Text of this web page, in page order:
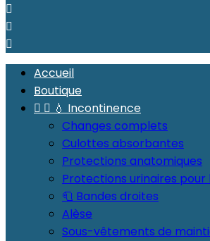



Accueil
Boutique
  💧 Incontinence
Changes complets
Culottes absorbantes
Protections anatomiques
Protections urinaires pour
🧻 Bandes droites
Alèse
Sous-vêtements de